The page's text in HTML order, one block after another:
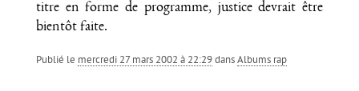
titre en forme de programme, justice devrait être
bientôt faite.
Publié le mercredi 27 mars 2002 à 22:29dansAlbums rap